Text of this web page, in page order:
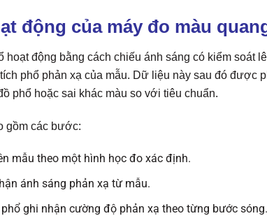
động của máy đo màu
hoạt động bằng cách chiếu ánh sáng có kiểm soát
phổ phản xạ của mẫu. Dữ liệu này sau đó được
phổ hoặc sai khác màu so với tiêu chuẩn.
gồm các bước:
mẫu theo một hình học đo xác định.
ánh sáng phản xạ từ mẫu.
ghi nhận cường độ phản xạ theo từng bước sóng.